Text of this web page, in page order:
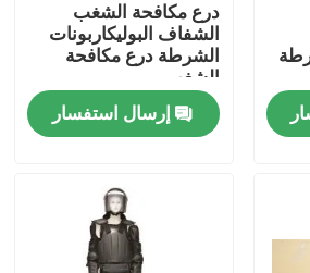
مضادة للرصاص
درع مكافحة الشغب
الشفاف البوليكاربونات
الشرطة درع مكافحة
الشغب
إرسال استفسار